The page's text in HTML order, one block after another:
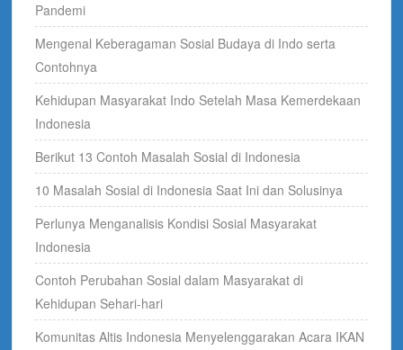
Pandemi
Mengenal Keberagaman Sosial Budaya di Indo serta
Contohnya
Kehidupan Masyarakat Indo Setelah Masa Kemerdekaan
Indonesia
Berikut 13 Contoh Masalah Sosial di Indonesia
10 Masalah Sosial di Indonesia Saat Ini dan Solusinya
Perlunya Menganalisis Kondisi Sosial Masyarakat
Indonesia
Contoh Perubahan Sosial dalam Masyarakat di
Kehidupan Sehari-hari
Komunitas Altis Indonesia Menyelenggarakan Acara IKAN